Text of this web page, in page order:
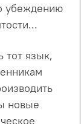
убеждению
тот язык,
новые